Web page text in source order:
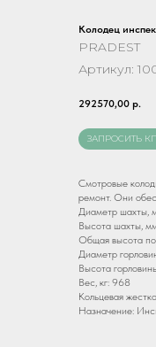
Колодец
PRADEST
Артикул:
292570,00 р.
ЗАПРОСИТЬ
Смотровые
ремонт. Они
Диаметр шахты,
Высота шахты,
Общая высота
Диаметр
Высота
Вес, кг: 968
Кольцевая
Назначение: